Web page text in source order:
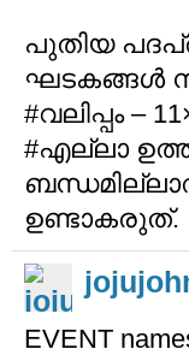
പുതിയ
ഘടകങ്ങള്‍
#വലിപ്പം –
#എല്ലാ
ഉണ്ടാകരുത്.
EVENT